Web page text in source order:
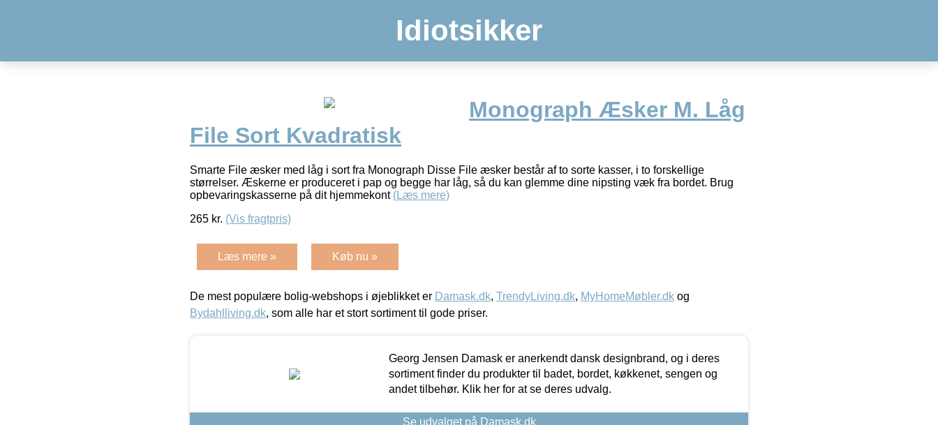
Idiotsikker
Monograph Æsker M. Låg
File Sort Kvadratisk
Smarte File æsker med låg i sort fra Monograph Disse File æsker består af to sorte kasser, i to forskellige
størrelser. Æskerne er produceret i pap og begge har låg, så du kan glemme dine nipsting væk fra bordet. Brug
opbevaringskasserne på dit hjemmekont (Læs mere)
265 kr. (Vis fragtpris)
Læs mere » Køb nu »
De mest populære bolig-webshops i øjeblikket er Damask.dk, TrendyLiving.dk, MyHomeMøbler.dk og
Bydahlliving.dk, som alle har et stort sortiment til gode priser.
Georg Jensen Damask er anerkendt dansk designbrand, og i deres
sortiment finder du produkter til badet, bordet, køkkenet, sengen og
andet tilbehør. Klik her for at se deres udvalg.
Se udvalget på Damask.dk